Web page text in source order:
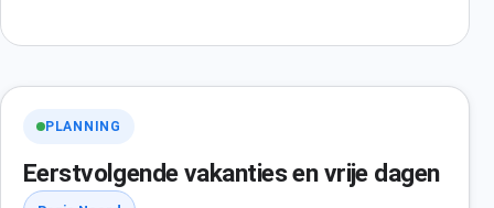
PLANNING
Eerstvolgende vakanties en vrije dagen